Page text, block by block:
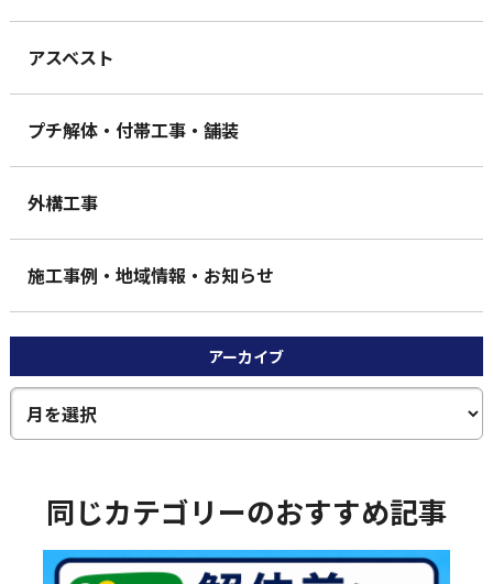
アスベスト
プチ解体・付帯工事・舗装
外構工事
施工事例・地域情報・お知らせ
アーカイブ
同じカテゴリーのおすすめ記事